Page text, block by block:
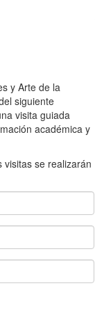
y Arte de la
siguiente
visita guiada
académica y
se realizarán